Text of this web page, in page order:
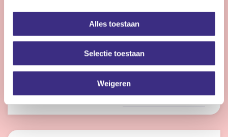
Alles toestaan
Selectie toestaan
Weigeren
Ben jij een enthousiaste persoonlijk begeleider die
energie krijgt van ontwikkeling, vernieuwing en het
begeleiden van cliënten naar een zo goed mogelijk
leven? Dan zijn wij op zoek naar jou!